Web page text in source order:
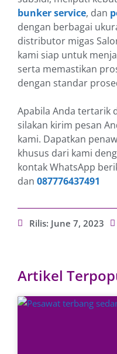
bunker service, dan
dengan berbagai
distributor migas
kami siap untuk
serta memastikan
dengan standar
Apabila Anda tertarik
silakan kirim pesan
kami. Dapatkan
khusus dari kami
kontak WhatsApp
dan 087776437491
Rilis: June 7, 2023
Artikel